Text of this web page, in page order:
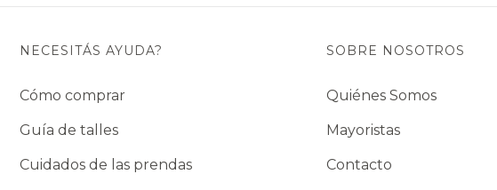
NECESITÁS AYUDA?
Cómo comprar
Guía de talles
Cuidados de las prendas
SOBRE NOSOTROS
Quiénes Somos
Mayoristas
Contacto